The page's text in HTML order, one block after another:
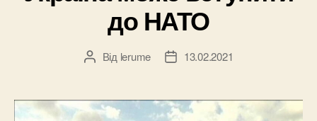
до НАТО
Автор
Від lerume
Дата13.02.2021